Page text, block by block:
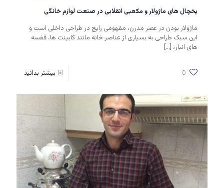
یخچال های ماژولار و مکعبی انقلابی در صنعت لوازم خانگی
ماژولار بودن در عصر مدرن، مفهومی رایج در طراحی داخلی است و
این سبک طراحی به بسیاری از عناصر خانه مانند کابینت ها، قفسه
های انبار، […]
0 بیشتر بدانید